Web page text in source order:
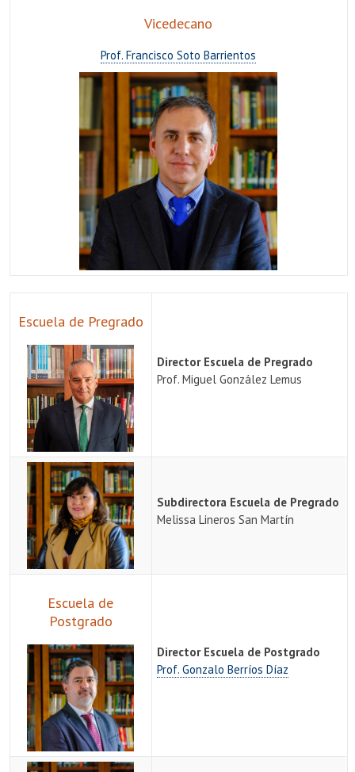
Vicedecano
Prof. Francisco Soto Barrientos
Escuela de Pregrado
Director Escuela de Pregrado
Prof. Miguel González Lemus
Subdirectora Escuela de Pregrado
Melissa Lineros San Martín
Escuela de
Postgrado
Director Escuela de Postgrado
Prof. Gonzalo Berríos Díaz